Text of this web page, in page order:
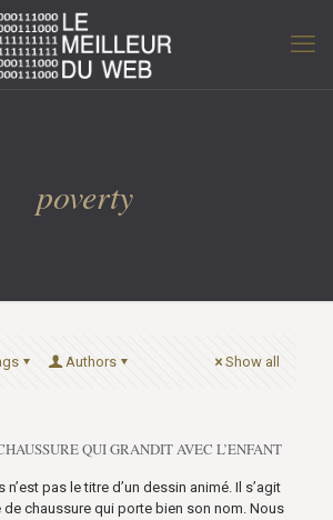
poverty
Authors Show all
QUI GRANDIT AVEC L’ENFANT
n’est pas le titre d’un dessin animé. Il s’agit
de chaussure qui porte bien son nom. Nous